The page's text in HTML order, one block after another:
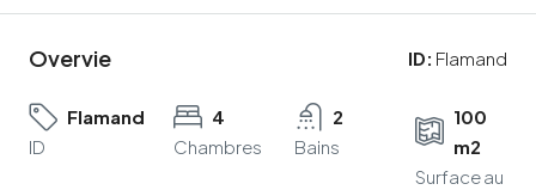
Overvie ID: Flamand
Flamand
ID
4
Chambres
2
Bains
100
m2
Surface au